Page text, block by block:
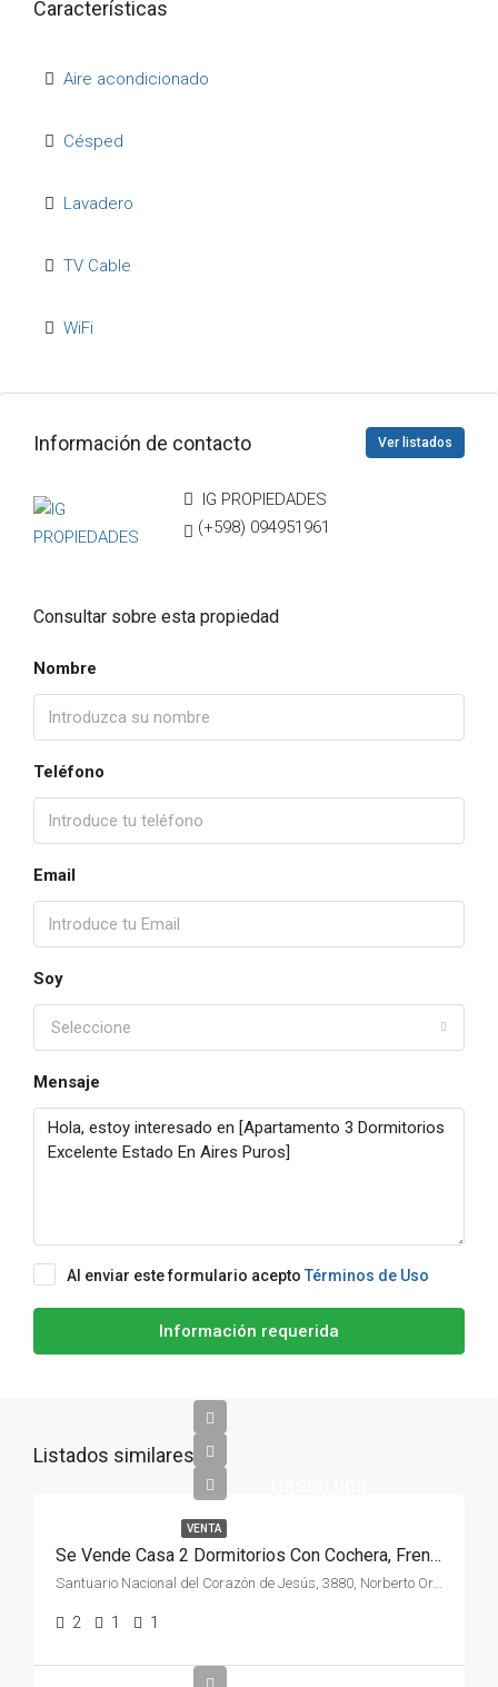
Características
Aire acondicionado
Césped
Lavadero
TV Cable
WiFi
Información de contacto Ver listados
IG PROPIEDADES
(+598) 094951961
Consultar sobre esta propiedad
Nombre
Teléfono
Email
Soy
Seleccione
Mensaje
Al enviar este formulario acepto Términos de Uso
Información requerida
Listados similares
VENTA
Se Vende Casa 2 Dormitorios Con Cochera, Frente Con Parrilllero Y Altillo
Santuario Nacional del Corazón de Jesús, 3880, Norberto Ortiz, Cerrito, Brazo Oriental, Montevideo, 12000, Uruguay
2 1 1